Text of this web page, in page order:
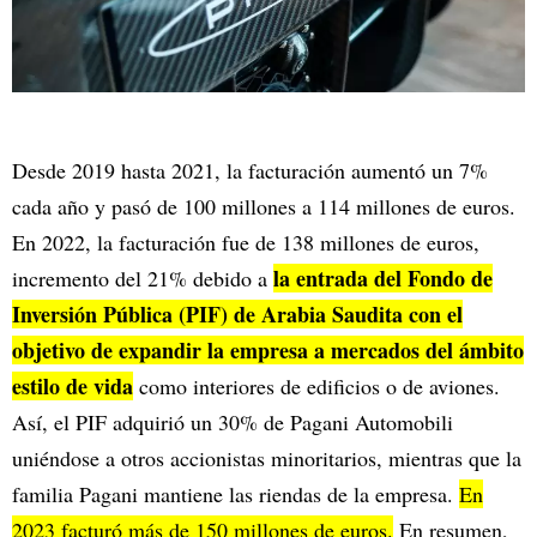
Desde 2019 hasta 2021, la facturación aumentó un 7%
cada año y pasó de 100 millones a 114 millones de euros.
En 2022, la facturación fue de 138 millones de euros,
incremento del 21% debido a la entrada del Fondo de
Inversión Pública (PIF) de Arabia Saudita con el
objetivo de expandir la empresa a mercados del ámbito
estilo de vida como interiores de edificios o de aviones.
Así, el PIF adquirió un 30% de Pagani Automobili
uniéndose a otros accionistas minoritarios, mientras que la
familia Pagani mantiene las riendas de la empresa. En
2023 facturó más de 150 millones de euros. En resumen,